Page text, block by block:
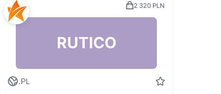
2 320 PLN
RUTICO
.PL